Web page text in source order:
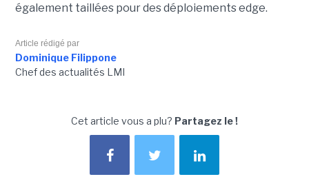
également taillées pour des déploiements edge.
Article rédigé par
Dominique Filippone
Chef des actualités LMI
Cet article vous a plu? Partagez le !